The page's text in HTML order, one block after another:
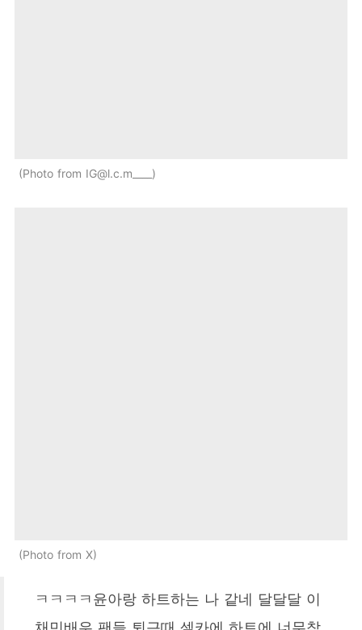
Photo from IG@l.c.m
Photo from X
ㅋㅋㅋㅋ윤아랑 하트하는 나 같네 달달달 이